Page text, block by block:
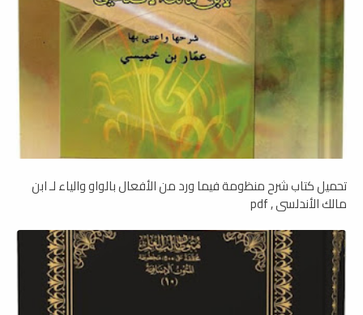
تحميل كتاب شرح منظومة فيما ورد من الأفعال بالواو والياء لـ ابن
مالك الأندلسي , pdf